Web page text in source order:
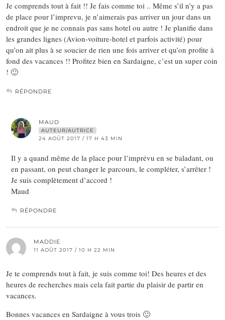
Je comprends tout à fait !! Je fais comme toi .. Même s’il n’y a pas
de place pour l’imprevu, je n’aimerais pas arriver un jour dans un
endroit que je ne connais pas sans hotel ou autre ! Je planifie dans
les grandes lignes (Avion-voiture-hotel et parfois activité) pour
qu’on ait plus à se soucier de rien une fois arriver et qu’on profite à
fond des vacances !! Profitez bien en Sardaigne, c’est un super coin
! 🙂
RÉPONDRE
MAUD
AUTEUR/AUTRICE
24 AOÛT 2017 / 17 H 43 MIN
Il y a quand même de la place pour l’imprévu en se baladant, ou
en passant, on peut changer le parcours, le compléter, s’arrêter !
Je suis complètement d’accord !
Maud
RÉPONDRE
MADDIE
11 AOÛT 2017 / 10 H 22 MIN
Je te comprends tout à fait, je suis comme toi! Des heures et des
heures de recherches mais cela fait partie du plaisir de partir en
vacances.
Bonnes vacances en Sardaigne à vous trois 🙂